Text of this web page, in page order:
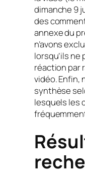
dimanche 9
des
annexe du
n’avons
lorsqu’ils
réaction par
vidéo. Enfin,
synthèse
lesquels les